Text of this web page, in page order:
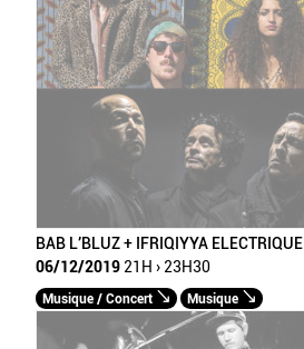
BAB L’BLUZ + IFRIQIYYA ELECTRIQUE
06/12/2019 21H › 23H30
Musique / Concert Musique